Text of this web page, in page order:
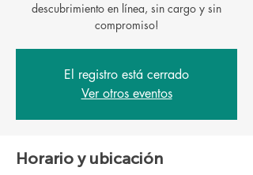
descubrimiento en línea, sin cargo y sin
El registro está cerrado
Ver otros eventos
Horario y ubicación